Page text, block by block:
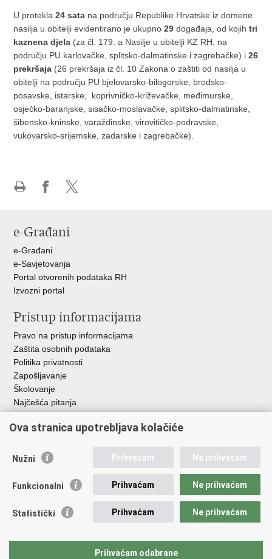
U protekla24 sata na području Republike Hrvatske iz domene
nasilja u obitelji evidentirano je ukupno29 događaja, od kojihtri
kaznena djela (za čl. 179. a Nasilje u obitelji KZ RH, na
području PU karlovačke, splitsko-dalmatinske i zagrebačke) i26
prekršaja (26 prekršaja iz čl. 10 Zakona o zaštiti od nasilja u
obitelji na području PU bjelovarsko-bilogorske, brodsko-
posavske, istarske, koprivničko-križevačke, međimurske,
osječko-baranjske, sisačko-moslavačke, splitsko-dalmatinske,
šibensko-kninske, varaždinske, virovitičko-podravske,
vukovarsko-srijemske, zadarske i zagrebačke).
Facebooku
X-
e-Građani
e-Građani
e-Savjetovanja
Portal otvorenih podataka RH
Izvozni portal
Pristup informacijama
Pravo na pristup informacijama
Zaštita osobnih podataka
Politika privatnosti
Zapošljavanje
Školovanje
Najčešća pitanja
Važne poveznice
EMN Nacionalna kontaktna točka za Republiku Hrvatsku
Policijska akademija
Zaklada policijske solidarnosti
Udruge
Ova stranica upotrebljava kolačiće
Nužni Prihvaćam Ne prihvaćam
Funkcionalni Prihvaćam Ne prihvaćam
Statistički Prihvaćam Ne prihvaćam
Prihvaćam odabrane